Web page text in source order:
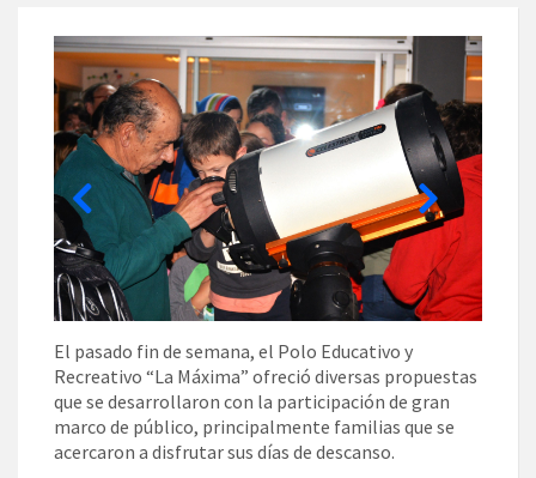
El pasado fin de semana, el Polo Educativo y
Recreativo “La Máxima” ofreció diversas propuestas
que se desarrollaron con la participación de gran
marco de público, principalmente familias que se
acercaron a disfrutar sus días de descanso.